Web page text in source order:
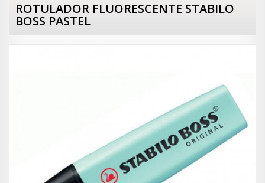
ROTULADOR FLUORESCENTE STABILO
BOSS PASTEL